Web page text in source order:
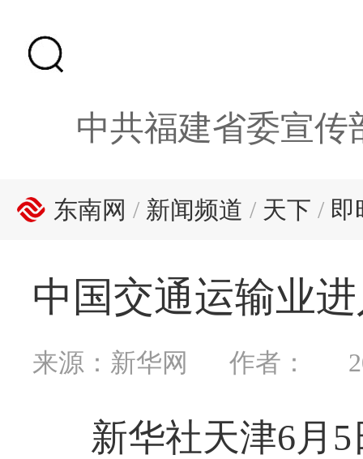
中共福建省委宣传
东南网 / 新闻频道 / 天下 / 即
中国交通运输业
来源：新华网 作者：
新华社天津6月5